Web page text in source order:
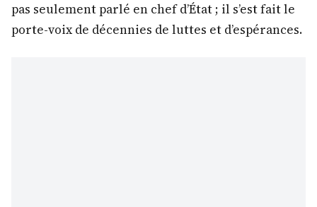
pas seulement parlé en chef d’État ; il s’est fait le
porte-voix de décennies de luttes et d’espérances.